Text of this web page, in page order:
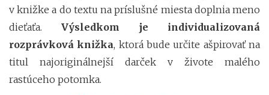
v knižke a do textu na príslušné miesta doplnia meno
dieťaťa.Výsledkom je individualizovaná
rozprávková knižka, ktorá bude určite ašpirovať na
titul najoriginálnejší darček v živote malého
rastúceho potomka.